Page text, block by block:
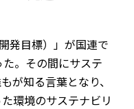
発目標）」が国連で
。その間にサステ
が知る言葉となり、
環境のサステナビリ